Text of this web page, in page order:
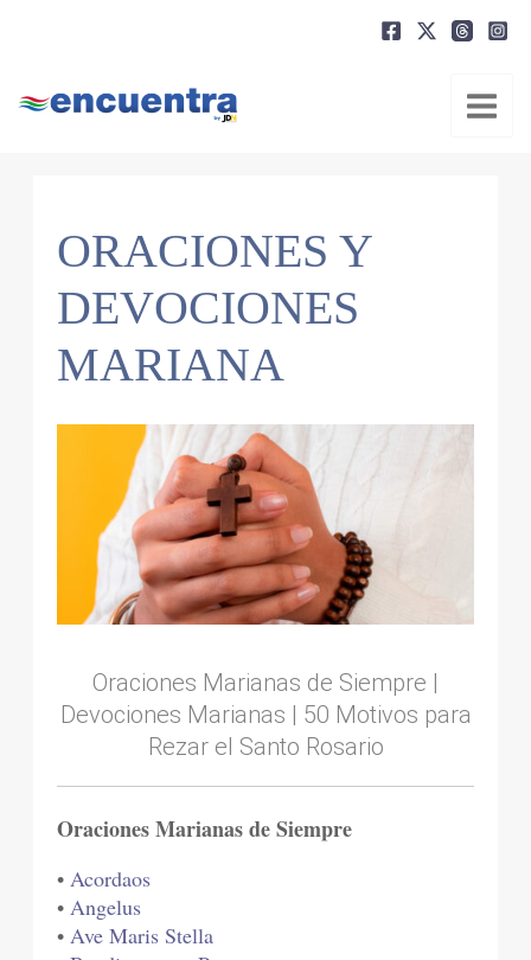
ORACIONES Y
DEVOCIONES
MARIANA
Oraciones Marianas de Siempre |
Devociones Marianas | 50 Motivos para
Rezar el Santo Rosario
Oraciones Marianas de Siempre
•Acordaos
•Angelus
•Ave Maris Stella